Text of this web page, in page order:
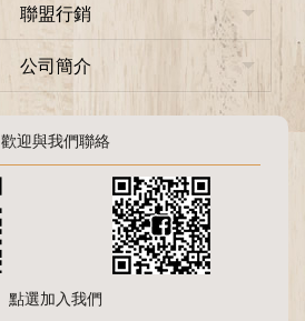
聯盟行銷
公司簡介
歡迎與我們聯絡
點選加入我們